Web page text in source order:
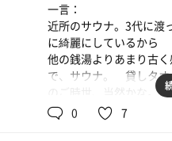
が、浴場に露天風呂にと
で利用者がバラけてい
サウナ飯もしっかり頂
らタクシーで自宅まで。
サウナ後に余計な放浪
く自宅でベッドイン。
6000円といった所。小
一言：
近所のサウナ。3代に渡
に綺麗にしているから
他の銭湯よりあまり古く
で、サウナ。 貸しタ
のご時世、当然かな。
銭湯サウナあるある、ち
オル警察してた。
0 7